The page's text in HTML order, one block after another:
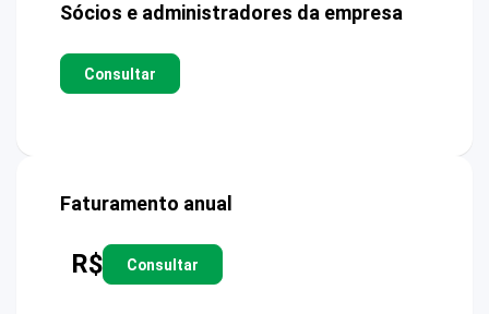
Sócios e administradores da empresa
Consultar
Faturamento anual
R$ Consultar